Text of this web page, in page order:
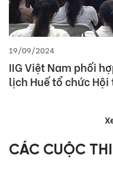
19/09/2024
IIG Việt Nam phối
lịch Huế tổ chức
tiếng Anh- Bí
CÁC CUỘC THI